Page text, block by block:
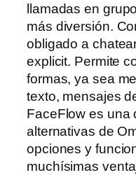
llamadas en
más diversión.
obligado a
explicit. Permite
formas, ya sea
texto, mensajes
FaceFlow es una
alternativas de
opciones y
muchísimas